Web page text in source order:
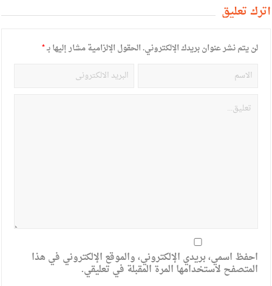
أترك تعليق
لن يتم نشر عنوان بريدك الإلكتروني.الحقول الإلزامية مشار إليها بـ*
احفظ اسمي، بريدي الإلكتروني، والموقع الإلكتروني في هذا
المتصفح لاستخدامها المرة المقبلة في تعليقي.